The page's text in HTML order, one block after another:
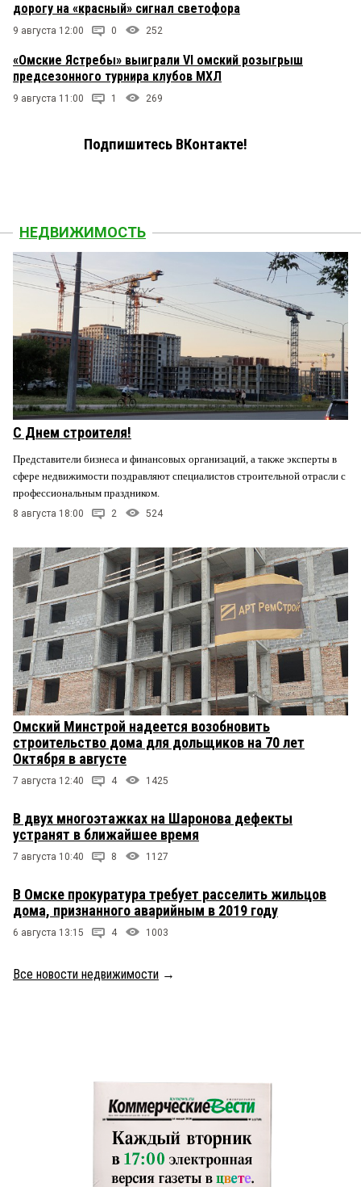
дорогу на «красный» сигнал светофора
9 августа 12:00 0 252
«Омские Ястребы» выиграли VI омский розыгрыш
предсезонного турнира клубов МХЛ
9 августа 11:00 1 269
Подпишитесь ВКонтакте!
НЕДВИЖИМОСТЬ
С Днем строителя!
Представители бизнеса и финансовых организаций, а также эксперты в
сфере недвижимости поздравляют специалистов строительной отрасли с
профессиональным праздником.
8 августа 18:00 2 524
Омский Минстрой надеется возобновить
строительство дома для дольщиков на 70 лет
Октября в августе
7 августа 12:40 4 1425
В двух многоэтажках на Шаронова дефекты
устранят в ближайшее время
7 августа 10:40 8 1127
В Омске прокуратура требует расселить жильцов
дома, признанного аварийным в 2019 году
6 августа 13:15 4 1003
Все новости недвижимости →